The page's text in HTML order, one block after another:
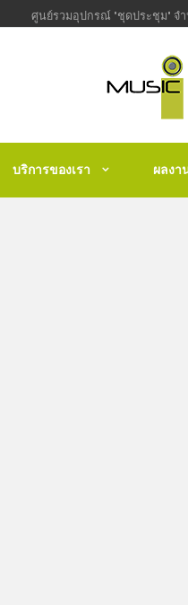
ศูนย์รวมอุปกรณ์ "ชุดประชุม" จ
บริการของเรา ผลงา